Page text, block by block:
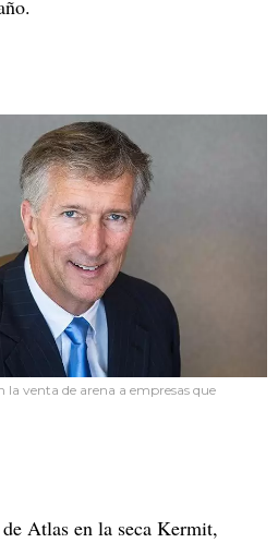
venta de arena a empresas que
Atlas en la seca Kermit,